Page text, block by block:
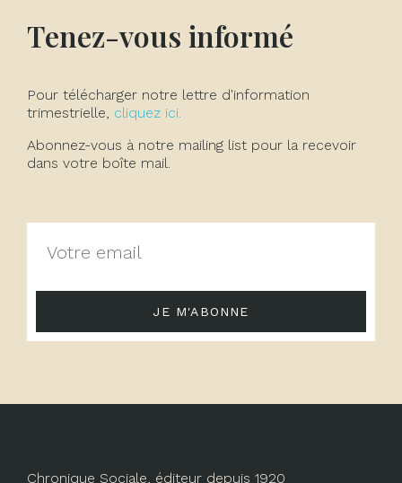
Tenez-vous informé
Pour télécharger notre lettre d'information
trimestrielle, cliquez ici.
Abonnez-vous à notre mailing list pour la recevoir
dans votre boîte mail.
JE M'ABONNE
Chronique Sociale, éditeur depuis 1920